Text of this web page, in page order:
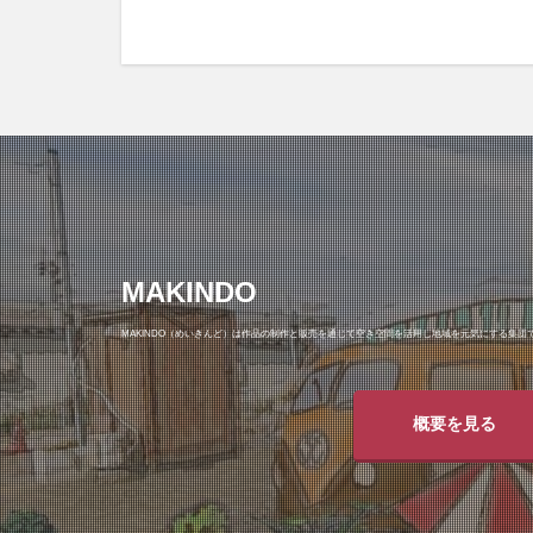
MAKINDO
MAKINDO（めいきんど）は作品の制作と販売を通じて空き空間を活用し地域を元気にする集団
概要を見る